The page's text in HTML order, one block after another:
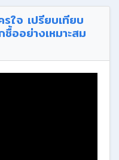
ใจ เปรียบเทียบ
ออย่างเหมาะสม